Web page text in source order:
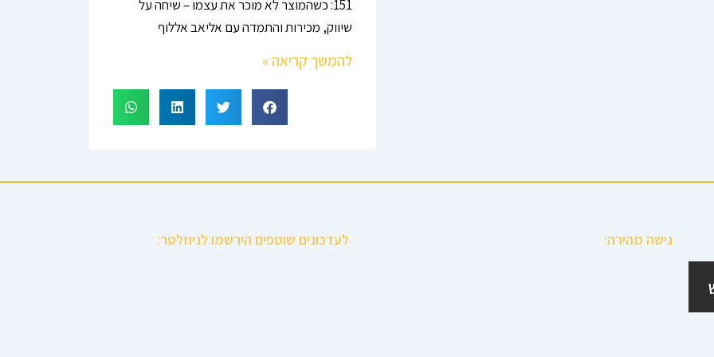
151: כשהמוצר לא מוכר את עצמו – שיחה על
שיווק, מכירות והתמדה עם אליאב אללוף
להמשך קריאה »
גישה מהירה: לעדכונים שוטפים הירשמו לניוזלטר: